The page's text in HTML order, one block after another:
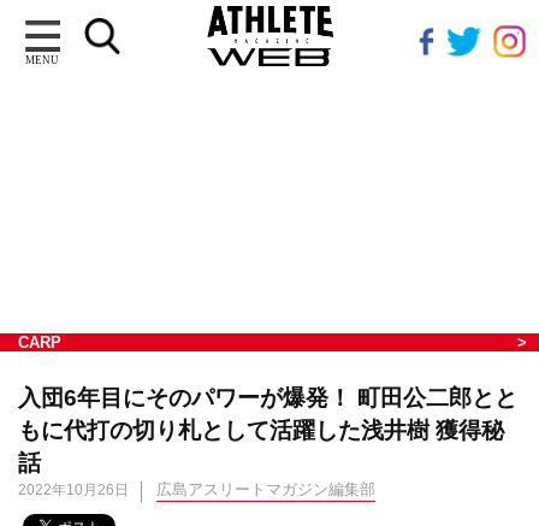
MENU
CARP
入団6年目にそのパワーが爆発！ 町田公二郎とと
もに代打の切り札として活躍した浅井樹 獲得秘
話
2022年10月26日 広島アスリートマガジン編集部